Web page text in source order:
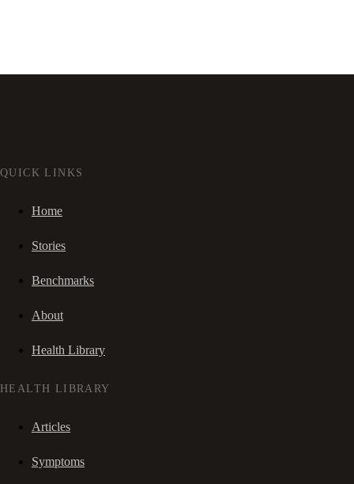
QUICK LINKS
Home
Stories
Benchmarks
About
Health Library
HEALTH LIBRARY
Articles
Symptoms